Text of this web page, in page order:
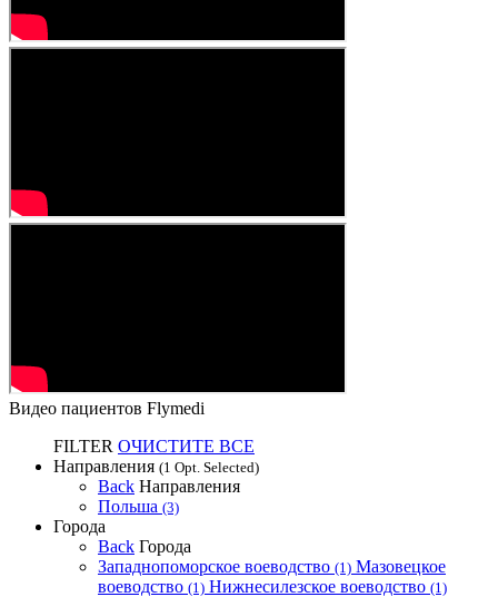
Видео пациентов Flymedi
FILTER ОЧИСТИТЕ ВСЕ
Направления (1 Opt. Selected)
Back Направления
Польша (3)
Города
Back Города
Западнопоморское воеводство (1) Мазовецкое
воеводство (1) Нижнесилезское воеводство (1)